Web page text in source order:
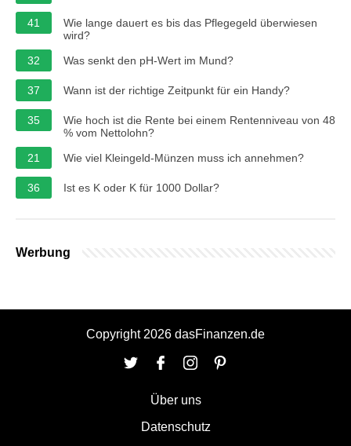
41
Wie lange dauert es bis das Pflegegeld überwiesen
wird?
32
Was senkt den pH-Wert im Mund?
37 Wann ist der richtige Zeitpunkt für ein Handy?
35
Wie hoch ist die Rente bei einem Rentenniveau von 48
% vom Nettolohn?
21
Wie viel Kleingeld-Münzen muss ich annehmen?
36 Ist es K oder K für 1000 Dollar?
Werbung
Copyright 2026 dasFinanzen.de
Über uns
Datenschutz